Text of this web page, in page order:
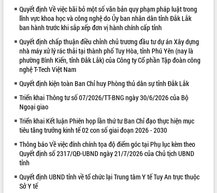
Khám bệnh, cấp phát thuốc miễn phí
và tặng quà người dân xã Cư Pui
Hội nghị UBND tỉnh Đắk Lắk thường kỳ
tháng 7/2026
Lễ truy tặng danh hiệu “Bà Mẹ Việt
Nam Anh hùng” và trao Huân chương
Lao động
UBND tỉnh Đắk Lắk triển khai nhiệm
Kỳ họp thứ Hai, Hội đồng nhân dân
ALBUM ẢNH
Quyết định Về việc bãi bỏ một số văn bản quy phạm pháp luật trong
lĩnh vực khoa học và công nghệ do Ủy ban nhân dân tỉnh Đắk Lắk
ban hành trước khi sắp xếp đơn vị hành chính cấp tỉnh
Quyết định chấp thuận điều chỉnh chủ trương đầu tư dự án Xây dựng
nhà máy xử lý rác thải tại thành phố Tuy Hòa, tỉnh Phú Yên (nay là
phường Bình Kiến, tỉnh Đắk Lắk) của Công ty Cổ phần Tập đoàn công
nghệ T-Tech Việt Nam
Quyết định kiện toàn Ban Chỉ huy Phòng thủ dân sự tỉnh Đắk Lắk
Triển khai Thông tư số 07/2026/TT-BNG ngày 30/6/2026 của Bộ
Ngoại giao
Triển khai Kết luận Phiên họp lần thứ tư Ban Chỉ đạo thực hiện mục
tiêu tăng trưởng kinh tế 02 con số giai đoạn 2026 - 2030
Thông báo Về việc đính chính tọa độ điểm góc tại Phụ lục kèm theo
Quyết định số 2317/QĐ-UBND ngày 21/7/2026 của Chủ tịch UBND
tỉnh
Quyết định UBND tỉnh về tổ chức lại Trung tâm Y tế Tuy An trực thuộc
Sở Y tế